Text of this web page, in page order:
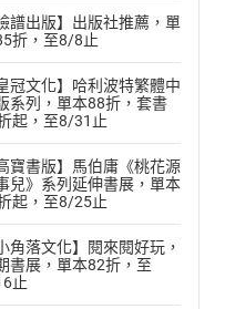
譜出版】出版社推薦，單
折，至8/8止
冠文化】哈利波特繁體中
系列，單本88折，套書
起，至8/31止
寶書版】馬伯庸《桃花源
兒》系列延伸書展，單本
起，至8/25止
角落文化】閱來閱好玩，
書展，單本82折，至
止